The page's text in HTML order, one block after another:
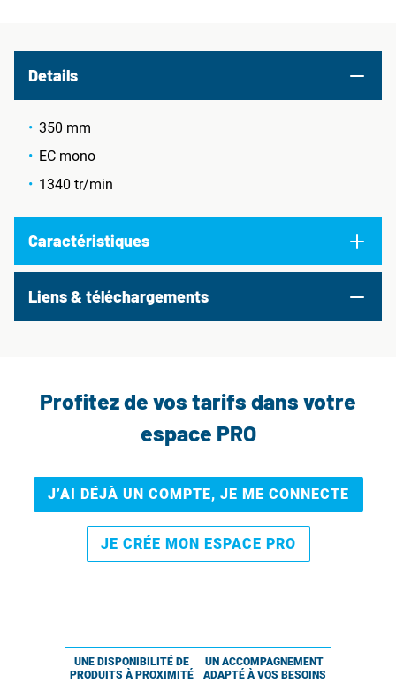
Details
350 mm
EC mono
1340 tr/min
Caractéristiques
Liens & téléchargements
Profitez de vos tarifs dans votre
espace PRO
J’AI DÉJÀ UN COMPTE, JE ME CONNECTE
JE CRÉE MON ESPACE PRO
UNE DISPONIBILITÉ DE
PRODUITS À PROXIMITÉ
UN ACCOMPAGNEMENT
ADAPTÉ À VOS BESOINS